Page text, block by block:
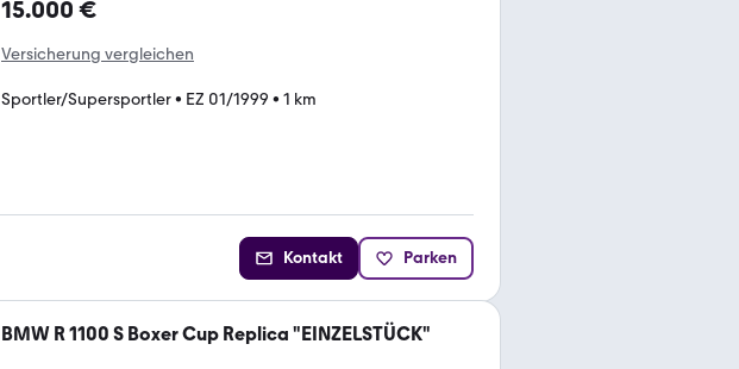
15.000 €
Versicherung vergleichen
Sportler/Supersportler• EZ 01/1999 • 1 km
Kontakt Parken
BMW R 1100 S Boxer Cup Replica "EINZELSTÜCK"